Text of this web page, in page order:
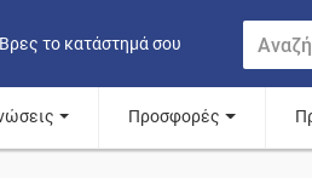
Βρες το κατάστημά σου
Προσφορές